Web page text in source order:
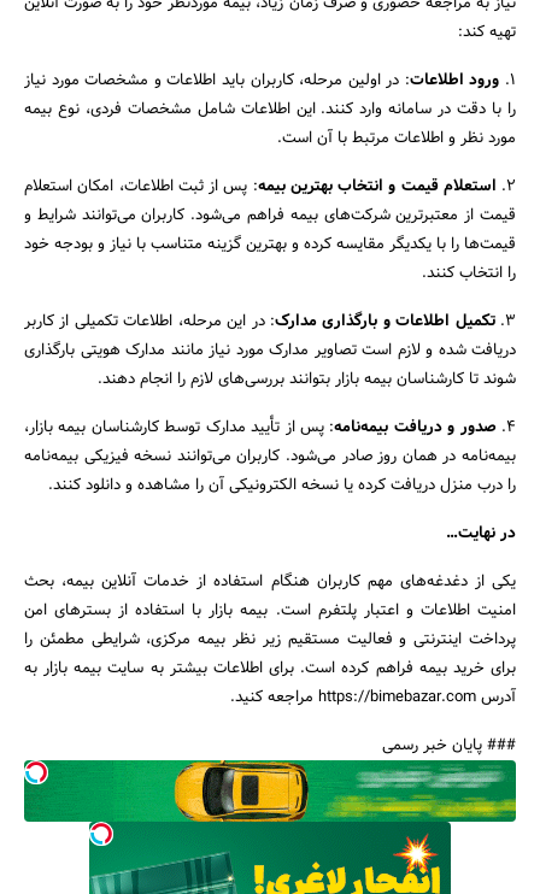
تهیه کند:
1. ورود اطلاعات: در اولین مرحله، کاربران باید اطلاعات و مشخصات مورد نیاز
را با دقت در سامانه وارد کنند. این اطلاعات شامل مشخصات فردی، نوع بیمه
مورد نظر و اطلاعات مرتبط با آن است.
2. استعلام قیمت و انتخاب بهترین بیمه: پس از ثبت اطلاعات، امکان استعلام
قیمت از معتبرترین شرکت‌های بیمه فراهم می‌شود. کاربران می‌توانند شرایط و
قیمت‌ها را با یکدیگر مقایسه کرده و بهترین گزینه متناسب با نیاز و بودجه خود
را انتخاب کنند.
3. تکمیل اطلاعات و بارگذاری مدارک: در این مرحله، اطلاعات تکمیلی از کاربر
دریافت شده و لازم است تصاویر مدارک مورد نیاز مانند مدارک هویتی بارگذاری
شوند تا کارشناسان بیمه بازار بتوانند بررسی‌های لازم را انجام دهند.
4. صدور و دریافت بیمه‌نامه: پس از تأیید مدارک توسط کارشناسان بیمه بازار،
بیمه‌نامه در همان روز صادر می‌شود. کاربران می‌توانند نسخه فیزیکی بیمه‌نامه
را درب منزل دریافت کرده یا نسخه الکترونیکی آن را مشاهده و دانلود کنند.
در نهایت…
یکی از دغدغه‌های مهم کاربران هنگام استفاده از خدمات آنلاین بیمه، بحث
امنیت اطلاعات و اعتبار پلتفرم است. بیمه بازار با استفاده از بسترهای امن
پرداخت اینترنتی و فعالیت مستقیم زیر نظر بیمه مرکزی، شرایطی مطمئن را
برای خرید بیمه فراهم کرده است. برای اطلاعات بیشتر به سایت بیمه بازار به
آدرس https://bimebazar.com مراجعه کنید.
### پایان خبر رسمی